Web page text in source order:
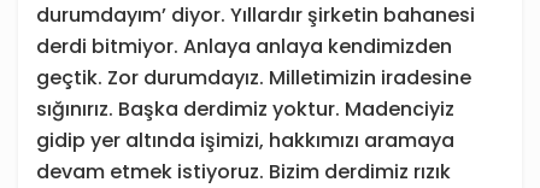
durumdayım’ diyor. Yıllardır şirketin bahanesi
derdi bitmiyor. Anlaya anlaya kendimizden
geçtik. Zor durumdayız. Milletimizin iradesine
sığınırız. Başka derdimiz yoktur. Madenciyiz
gidip yer altında işimizi, hakkımızı aramaya
devam etmek istiyoruz. Bizim derdimiz rızık